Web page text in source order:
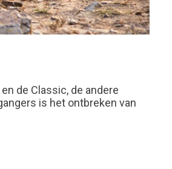
de Classic, de andere
is het ontbreken van